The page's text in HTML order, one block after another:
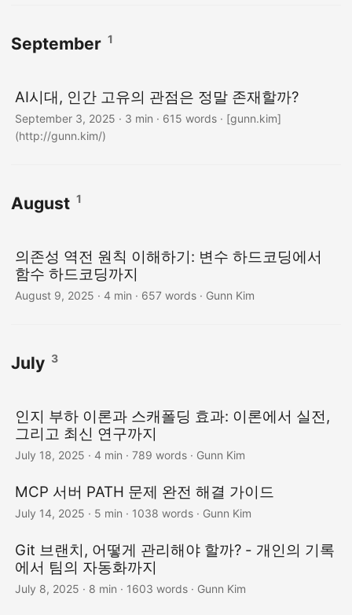
September 1
AI시대, 인간 고유의 관점은 정말 존재할까?
September 3, 2025 · 3 min · 615 words · [gunn.kim]
(http://gunn.kim/)
August 1
의존성 역전 원칙 이해하기: 변수 하드코딩에서
함수 하드코딩까지
August 9, 2025 · 4 min · 657 words · Gunn Kim
July 3
인지 부하 이론과 스캐폴딩 효과: 이론에서 실전,
그리고 최신 연구까지
July 18, 2025 · 4 min · 789 words · Gunn Kim
MCP 서버 PATH 문제 완전 해결 가이드
July 14, 2025 · 5 min · 1038 words · Gunn Kim
Git 브랜치, 어떻게 관리해야 할까? - 개인의 기록
에서 팀의 자동화까지
July 8, 2025 · 8 min · 1603 words · Gunn Kim